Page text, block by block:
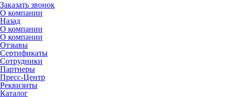
Заказать звонок
О компании
Назад
О компании
О компании
Отзывы
Сертификаты
Сотрудники
Партнеры
Пресс-Центр
Реквизиты
Каталог